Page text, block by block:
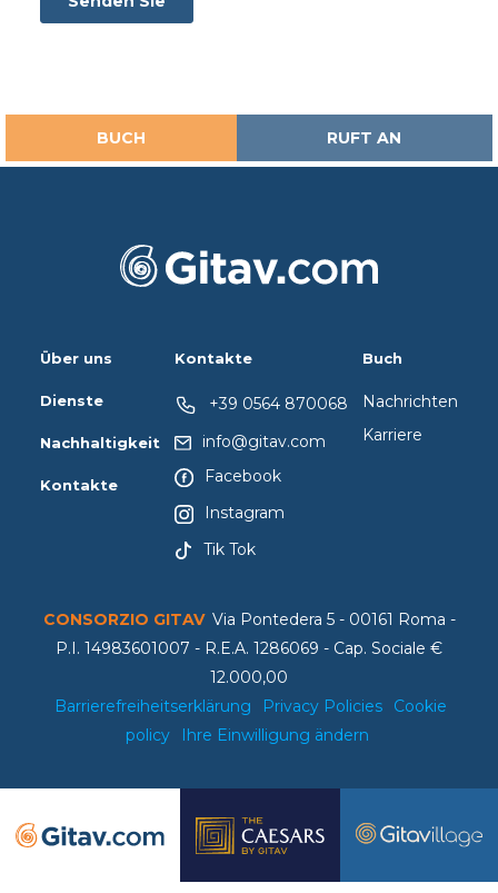
BUCH RUFT AN
Über uns
Dienste
Nachhaltigkeit
Kontakte
Kontakte
+39 0564 870068
info@gitav.com
Facebook
Instagram
Tik Tok
Buch
Nachrichten
Karriere
CONSORZIO GITAV Via Pontedera 5 - 00161 Roma -
P.I. 14983601007 - R.E.A. 1286069 - Cap. Sociale €
12.000,00
Barrierefreiheitserklärung
Privacy Policies
Cookie
policy
Ihre Einwilligung ändern